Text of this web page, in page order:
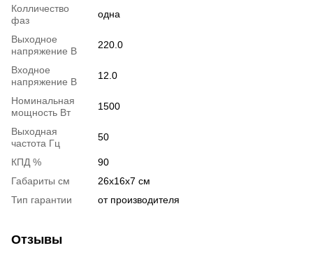
Колличество
фаз
одна
Выходное
напряжение В
220.0
Входное
напряжение В
12.0
Номинальная
мощность Вт
1500
Выходная
частота Гц
50
КПД %
90
Габариты см
26x16x7 см
Тип гарантии
от производителя
Отзывы